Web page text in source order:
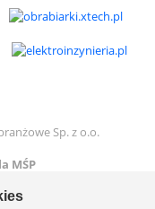
Sp. z o.o.
MŚP